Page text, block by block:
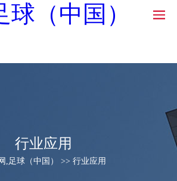
（中国）
行业应用
,足球（中国） >> 行业应用